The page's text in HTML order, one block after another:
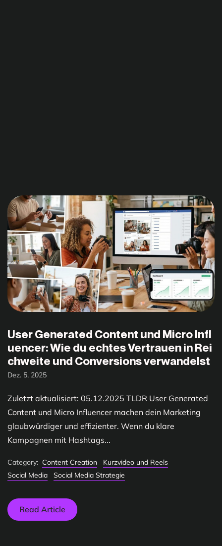
User Generated Content und Micro Infl
uencer: Wie du echtes Vertrauen in Rei
chweite und Conversions verwandelst
Dez. 5, 2025
Zuletzt aktualisiert: 05.12.2025 TLDR User Generated
Content und Micro Influencer machen dein Marketing
glaubwürdiger und effizienter. Wenn du klare
Kampagnen mit Hashtags...
Category: Content Creation
Kurzvideo und Reels
Social Media
Social Media Strategie
Read Article